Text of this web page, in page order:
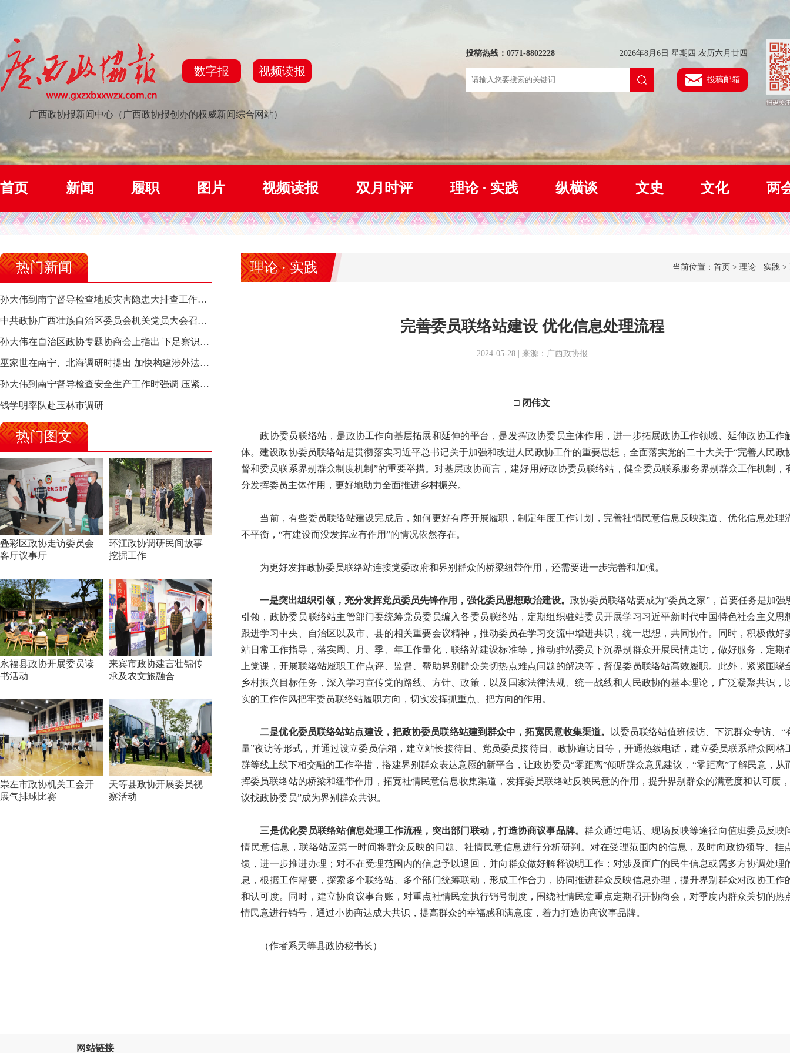
数字报 视频读报
广西政协报新闻中心（广西政协报创办的权威新闻综合网站）
投稿热线：0771-8802228 2026年8月6日 星期四 农历六月廿四
投稿邮箱
首页 新闻 履职 图片 视频读报 双月时评 理论 · 实践 纵横谈 文史 文化 两
热门新闻
孙大伟到南宁督导检查地质灾害隐患大排查工作时强调 筑牢地质灾害安全防线 全力保障人民群众生命财产安全
中共政协广西壮族自治区委员会机关党员大会召开 选举产生新一届机关党委、机关纪委
孙大伟在自治区政协专题协商会上指出 下足察识谋督之功 恪尽服务大局之责 助推有色金属、关键金属产业高质量发展
巫家世在南宁、北海调研时提出 加快构建涉外法律供给集群 护航向海经济高质量发展
孙大伟到南宁督导检查安全生产工作时强调 压紧压实责任 狠抓隐患整治 坚决筑牢安全生产防线
钱学明率队赴玉林市调研
热门图文
叠彩区政协走访委员会
客厅议事厅
环江政协调研民间故事
挖掘工作
永福县政协开展委员读
书活动
来宾市政协建言壮锦传
承及农文旅融合
崇左市政协机关工会开
展气排球比赛
天等县政协开展委员视
察活动
理论 · 实践 当前位置：首页 > 理论 · 实践 >
完善委员联络站建设 优化信息处理流程
2024-05-28 | 来源：广西政协报
□ 闭伟文
政协委员联络站，是政协工作向基层拓展和延伸的平台，是发挥政协委员主体作用，进一步拓展政协工作领域、延伸政协工作
体。建设政协委员联络站是贯彻落实习近平总书记关于加强和改进人民政协工作的重要思想，全面落实党的二十大关于“完善人民政
督和委员联系界别群众制度机制”的重要举措。对基层政协而言，建好用好政协委员联络站，健全委员联系服务界别群众工作机制，
分发挥委员主体作用，更好地助力全面推进乡村振兴。
当前，有些委员联络站建设完成后，如何更好有序开展履职，制定年度工作计划，完善社情民意信息反映渠道、优化信息处理
不平衡，“有建设而没发挥应有作用”的情况依然存在。
为更好发挥政协委员联络站连接党委政府和界别群众的桥梁纽带作用，还需要进一步完善和加强。
一是突出组织引领，充分发挥党员委员先锋作用，强化委员思想政治建设。 政协委员联络站要成为“委员之家”，首要任务是加强
引领，政协委员联络站主管部门要统筹党员委员编入各委员联络站，定期组织驻站委员开展学习习近平新时代中国特色社会主义思
跟进学习中央、自治区以及市、县的相关重要会议精神，推动委员在学习交流中增进共识，统一思想，共同协作。同时，积极做好
站日常工作指导，落实周、月、季、年工作量化，联络站建设标准等，推动驻站委员下沉界别群众开展民情走访，做好服务，定期
上党课，开展联络站履职工作点评、监督、帮助界别群众关切热点难点问题的解决等，督促委员联络站高效履职。此外，紧紧围绕
乡村振兴目标任务，深入学习宣传党的路线、方针、政策，以及国家法律法规、统一战线和人民政协的基本理论，广泛凝聚共识，
实的工作作风把牢委员联络站履职方向，切实发挥抓重点、把方向的作用。
二是优化委员联络站站点建设，把政协委员联络站建到群众中，拓宽民意收集渠道。
以委员联络站值班候访、下沉群众专访、“
量”夜访等形式，并通过设立委员信箱，建立站长接待日、党员委员接待日、政协遍访日等，开通热线电话，建立委员联系群众网格
群等线上线下相交融的工作举措，搭建界别群众表达意愿的新平台，让政协委员“零距离”倾听群众意见建议，“零距离”了解民意，从
挥委员联络站的桥梁和纽带作用，拓宽社情民意信息收集渠道，发挥委员联络站反映民意的作用，提升界别群众的满意度和认可度
议找政协委员”成为界别群众共识。
三是优化委员联络站信息处理工作流程，突出部门联动，打造协商议事品牌。群众通过电话、现场反映等途径向值班委员反映
情民意信息，联络站应第一时间将群众反映的问题、社情民意信息进行分析研判。对在受理范围内的信息，及时向政协领导、挂
馈，进一步推进办理；对不在受理范围内的信息予以退回，并向群众做好解释说明工作；对涉及面广的民生信息或需多方协调处理
息，根据工作需要，探索多个联络站、多个部门统筹联动，形成工作合力，协同推进群众反映信息办理，提升界别群众对政协工作
和认可度。同时，建立协商议事台账，对重点社情民意执行销号制度，围绕社情民意重点定期召开协商会，对季度内群众关切的热
情民意进行销号，通过小协商达成大共识，提高群众的幸福感和满意度，着力打造协商议事品牌。
（作者系天等县政协秘书长）
网站链接